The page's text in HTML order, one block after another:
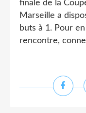
finale de la
Marseille a
buts à 1. Pour
rencontre,